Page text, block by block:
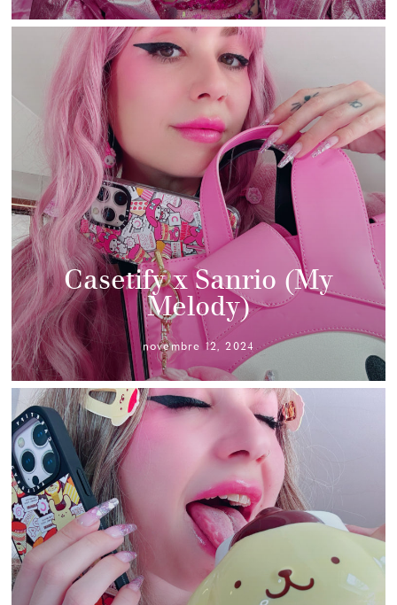
Casetify x Sanrio (My
Melody)
novembre 12, 2024